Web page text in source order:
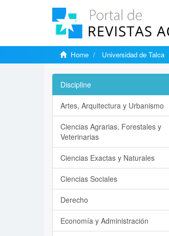
Home Universidad de Talca
Discipline
Artes, Arquitectura y Urbanismo
Ciencias Agrarias, Forestales y
Veterinarias
Ciencias Exactas y Naturales
Ciencias Sociales
Derecho
Economía y Administración